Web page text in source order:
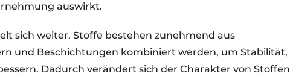
auswirkt.
sich weiter. Stoffe bestehen zunehmend aus
und Beschichtungen kombiniert werden, um Stabilität,
Dadurch verändert sich der Charakter von Stoffen